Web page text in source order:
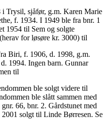
Trysil, sjåfør, g.m. Karen Marie
f. 1934. I 1949 ble fra bnr. 1
1954 til Sem og solgte
for løsøre kr. 3000) til
Biri, f. 1906, d. 1998, g.m.
1994. Ingen barn. Gunnar
til
ble solgt videre til
ble slått sammen med
66, bnr. 2. Gårdstunet med
solgt til Linde Børresen. Se